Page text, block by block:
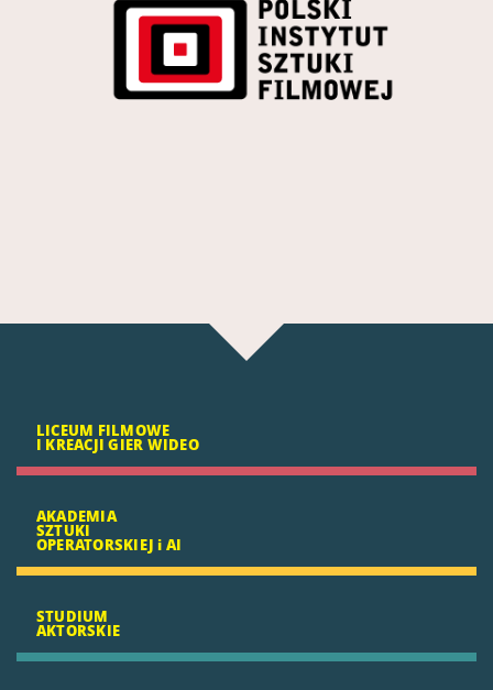
LICEUM FILMOWE
I KREACJI GIER WIDEO
AKADEMIA
SZTUKI
OPERATORSKIEJ i AI
STUDIUM
AKTORSKIE